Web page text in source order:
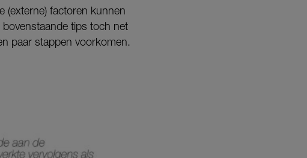
(externe) factoren kunnen
tips toch net
paar stappen voorkomen.